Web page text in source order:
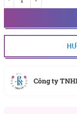
Công ty